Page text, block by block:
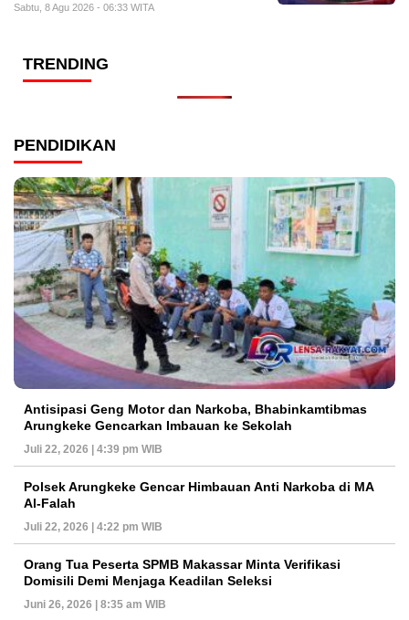
Sabtu, 8 Agu 2026 - 06:33 WITA
TRENDING
PENDIDIKAN
Antisipasi Geng Motor dan Narkoba, Bhabinkamtibmas
Arungkeke Gencarkan Imbauan ke Sekolah
Juli 22, 2026 | 4:39 pm WIB
Polsek Arungkeke Gencar Himbauan Anti Narkoba di MA
Al-Falah
Juli 22, 2026 | 4:22 pm WIB
Orang Tua Peserta SPMB Makassar Minta Verifikasi
Domisili Demi Menjaga Keadilan Seleksi
Juni 26, 2026 | 8:35 am WIB